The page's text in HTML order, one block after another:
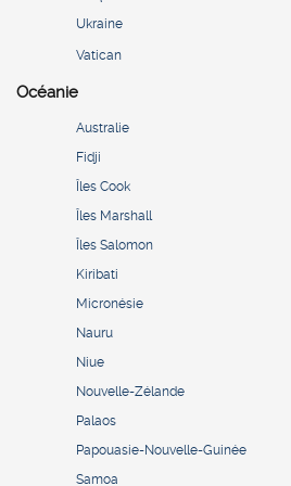
Ukraine
Vatican
Océanie
Australie
Fidji
Îles Cook
Îles Marshall
Îles Salomon
Kiribati
Micronésie
Nauru
Niue
Nouvelle-Zélande
Palaos
Papouasie-Nouvelle-Guinée
Samoa